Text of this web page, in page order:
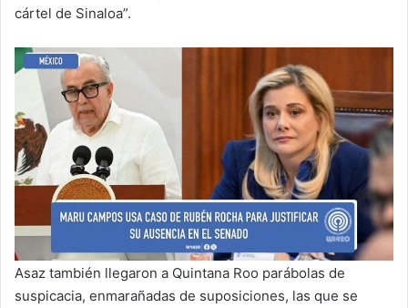
cártel de Sinaloa”.
Asaz también llegaron a Quintana Roo parábolas de
suspicacia, enmarañadas de suposiciones, las que se